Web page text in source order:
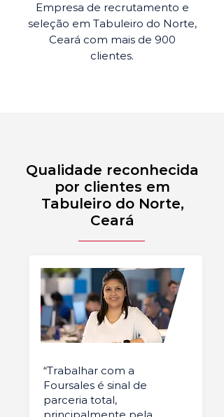
Empresa de recrutamento e
seleção em Tabuleiro do Norte,
Ceará com mais de 900
clientes.
Qualidade reconhecida
por clientes em
Tabuleiro do Norte,
Ceará
“Trabalhar com a
Foursales é sinal de
parceria total,